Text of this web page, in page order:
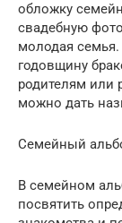
обложку
свадебную
молодая
годовщину
родителям или
можно дать
Семейный
В семейном
посвятить